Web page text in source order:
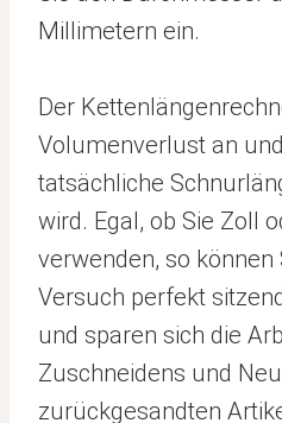
Millimetern ein.
Der
Volumenverlust an
tatsächliche
wird. Egal, ob Sie Zoll
verwenden, so können
Versuch perfekt
und sparen sich die
Zuschneidens und
zurückgesandten